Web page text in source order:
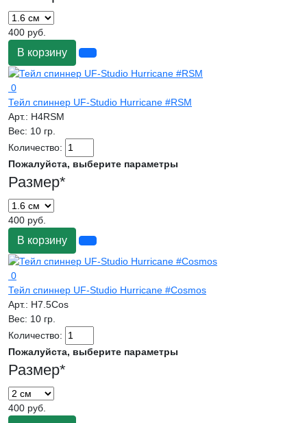
400 руб.
В корзину
0
Тейл спиннер UF-Studio Hurricane #RSM
Арт.: H4RSM
Вес: 10 гр.
Количество:
Пожалуйста, выберите параметры
Размер*
400 руб.
В корзину
0
Тейл спиннер UF-Studio Hurricane #Cosmos
Арт.: H7.5Cos
Вес: 10 гр.
Количество:
Пожалуйста, выберите параметры
Размер*
400 руб.